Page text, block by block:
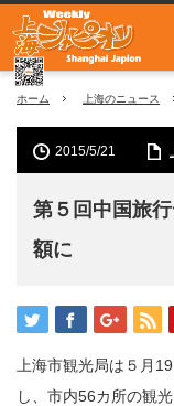
ホーム 上海のニュース
2015/5/21
第５回中国旅
額に
上海市観光局は５月
し、市内56カ所の観